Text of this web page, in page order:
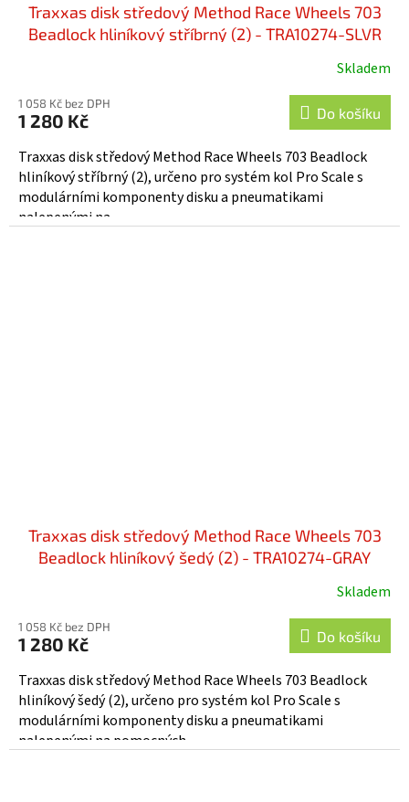
Traxxas disk středový Method Race Wheels 703
Beadlock hliníkový stříbrný (2) - TRA10274-SLVR
Skladem
1 058 Kč bez DPH
1 280 Kč Do košíku
Traxxas disk středový Method Race Wheels 703 Beadlock
hliníkový stříbrný (2), určeno pro systém kol Pro Scale s
modulárními komponenty disku a pneumatikami
nalepenými na...
Traxxas disk středový Method Race Wheels 703
Beadlock hliníkový šedý (2) - TRA10274-GRAY
Skladem
1 058 Kč bez DPH
1 280 Kč Do košíku
Traxxas disk středový Method Race Wheels 703 Beadlock
hliníkový šedý (2), určeno pro systém kol Pro Scale s
modulárními komponenty disku a pneumatikami
nalepenými na pomocných...